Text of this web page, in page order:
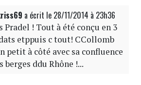
a écrit le 28/11/2014 à 23h36
Pradel ! Tout à été conçu en 3
etppuis c tout! CCollomb
petit à côté avec sa confluence
berges ddu Rhône !...